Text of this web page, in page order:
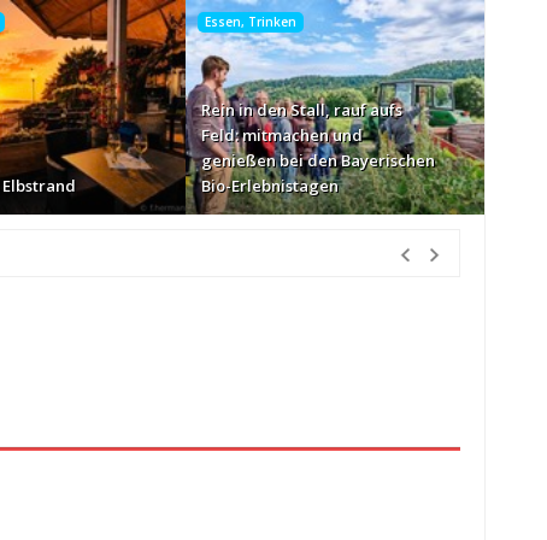
Essen, Trinken
Rein in den Stall, rauf aufs
Feld: mitmachen und
genießen bei den Bayerischen
Bio-Erlebnistagen